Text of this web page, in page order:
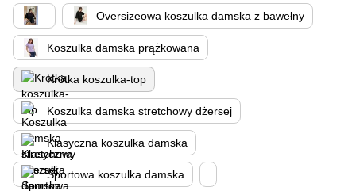
Oversizeowa koszulka damska z bawełny
Koszulka damska prążkowana
Krótka koszulka-top
Koszulka damska stretchowy dżersej
Klasyczna koszulka damska
Sportowa koszulka damska